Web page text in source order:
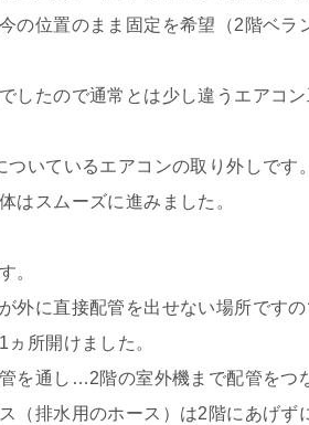
の位置のまま固定を希望（2階ベラ
したので通常とは少し違うエアコン
ついているエアコンの取り外しです。
はスムーズに進みました。
。
外に直接配管を出せない場所です
ヵ所開けました。
を通し…2階の室外機まで配管をつ
（排水用のホース）は2階にあげず